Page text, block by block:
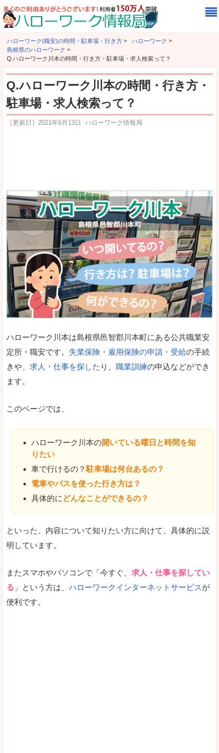
ハローワーク(職安)の時間・駐車場・行き方 > ハローワーク >
島根県のハローワーク >
Q.ハローワーク川本の時間・行き方・駐車場・求人検索って？
Q.ハローワーク川本の時間・行き方・
駐車場・求人検索って？
［更新日］ 2021年6月13日 ハローワーク情報局
ハローワーク川本は島根県邑智郡川本町にある公共職業安
定所・職安です。 失業保険・雇用保険の申請・受給の手続
きや、 求人・仕事を探した り、 職業訓練の申込などができ
ます。
このページでは、
ハローワーク川本の開いている曜日と時間を知
りたい
車で行けるの？駐車場は何台あるの？
電車やバスを使った行き方は？
具体的にどんなことができるの？
といった、内容について知りたい方に向けて、具体的に説
明しています。
またスマホやパソコンで「今すぐ、 求人・仕事を探してい
る 」という方は、 ハローワークインターネットサービスが
便利です。